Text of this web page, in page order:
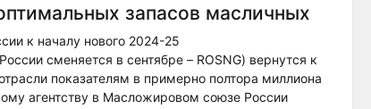
запасов масличных
к началу нового 2024-25
сменяется в сентябре – ROSNG) вернутся к
показателям в примерно полтора миллиона
агентству в Масложировом союзе России